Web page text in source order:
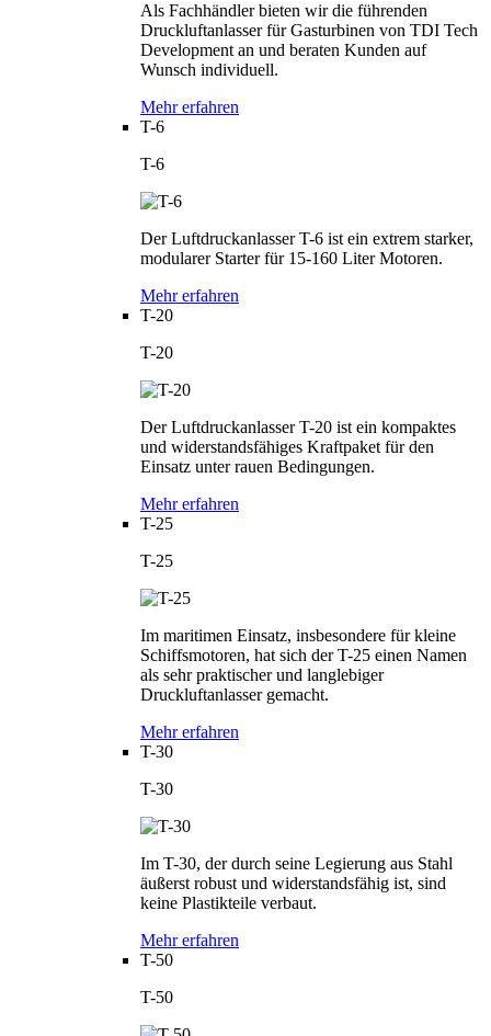
Als Fachhändler bieten wir die führenden
Druckluftanlasser für Gasturbinen von TDI Tech
Development an und beraten Kunden auf
Wunsch individuell.
Mehr erfahren
T-6
T-6
Der Luftdruckanlasser T-6 ist ein extrem starker,
modularer Starter für 15-160 Liter Motoren.
Mehr erfahren
T-20
T-20
Der Luftdruckanlasser T-20 ist ein kompaktes
und widerstandsfähiges Kraftpaket für den
Einsatz unter rauen Bedingungen.
Mehr erfahren
T-25
T-25
Im maritimen Einsatz, insbesondere für kleine
Schiffsmotoren, hat sich der T-25 einen Namen
als sehr praktischer und langlebiger
Druckluftanlasser gemacht.
Mehr erfahren
T-30
T-30
Im T-30, der durch seine Legierung aus Stahl
äußerst robust und widerstandsfähig ist, sind
keine Plastikteile verbaut.
Mehr erfahren
T-50
T-50